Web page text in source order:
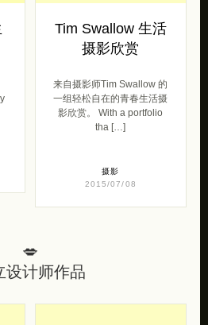
Tim Swallow 生活
摄影欣赏
来自摄影师Tim Swallow 的
一组轻松自在的青春生活摄
影欣赏。 With a portfolio
tha […]
摄影
2015/07/08
💋
设计师作品